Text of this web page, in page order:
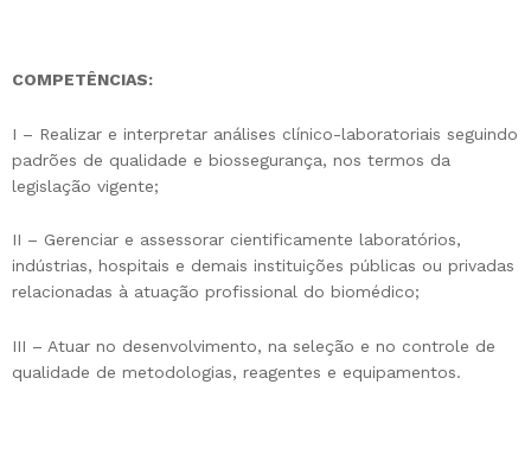
COMPETÊNCIAS:
I – Realizar e interpretar análises clínico-laboratoriais seguindo
padrões de qualidade e biossegurança, nos termos da
legislação vigente;
II – Gerenciar e assessorar cientificamente laboratórios,
indústrias, hospitais e demais instituições públicas ou privadas
relacionadas à atuação profissional do biomédico;
III – Atuar no desenvolvimento, na seleção e no controle de
qualidade de metodologias, reagentes e equipamentos.